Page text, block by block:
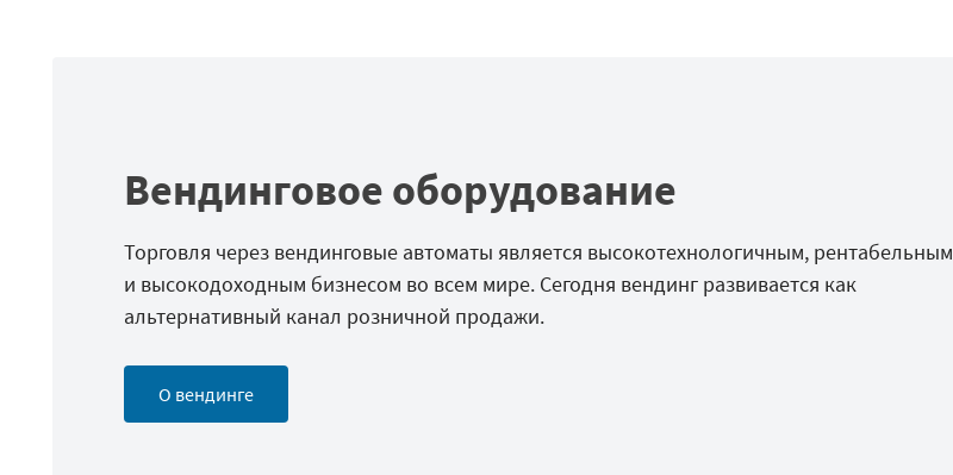
Вендинговое оборудование
Торговля через вендинговые автоматы является высокотехнологичным, рентабельным
и высокодоходным бизнесом во всем мире. Сегодня вендинг развивается как
альтернативный канал розничной продажи.
О вендинге